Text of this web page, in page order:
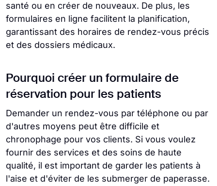
santé ou en créer de nouveaux. De plus, les
formulaires en ligne facilitent la planification,
garantissant des horaires de rendez-vous précis
et des dossiers médicaux.
Pourquoi créer un formulaire de
réservation pour les patients
Demander un rendez-vous par téléphone ou par
d'autres moyens peut être difficile et
chronophage pour vos clients. Si vous voulez
fournir des services et des soins de haute
qualité, il est important de garder les patients à
l'aise et d'éviter de les submerger de paperasse.